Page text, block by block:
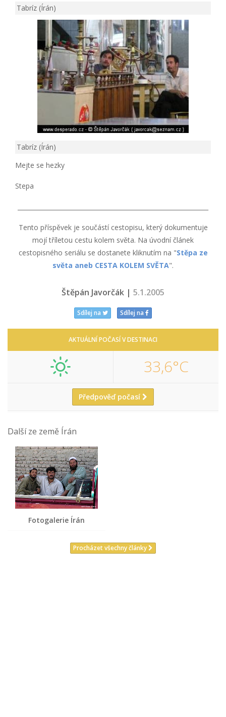
Tabríz (Írán)
Tabríz (Írán)
Mejte se hezky
Stepa
Tento příspěvek je součástí cestopisu, který dokumentuje
mojí tříletou cestu kolem světa. Na úvodní článek
cestopisného seriálu se dostanete kliknutím na "Stěpa ze
světa aneb CESTA KOLEM SVĚTA".
Štěpán Javorčák | 5.1.2005
Sdílej na Sdílej na
AKTUÁLNÍ POČASÍ V DESTINACI
33,6°C
Předpověď počasí
Další ze země Írán
Fotogalerie Írán
Procházet všechny články